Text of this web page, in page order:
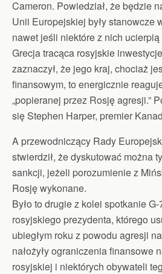
Cameron. Powiedział, że będzie
Unii Europejskiej były stanowcze
nawet jeśli niektóre z nich
Grecja tracąca rosyjskie
zaznaczył, że jego kraj, chociaż
finansowym, to energicznie
„popieranej przez Rosję agresji.”
się Stephen Harper, premier
A przewodniczący Rady
stwierdził, że dyskutować można
sankcji, jeżeli porozumienie z
Rosję wykonane.
Było to drugie z kolei spotkanie
rosyjskiego prezydenta, którego
ubiegłym roku z powodu agresji
nałożyły ograniczenia finansowe
rosyjskiej i niektórych obywateli